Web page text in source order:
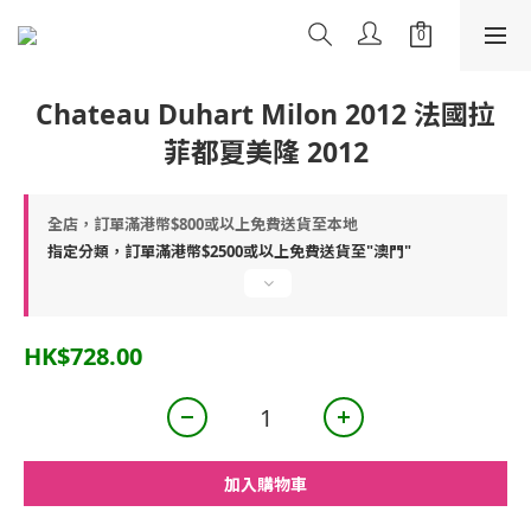
Chateau Duhart Milon 2012 法國拉
菲都夏美隆 2012
全店，訂單滿港幣$800或以上免費送貨至本地
指定分類，訂單滿港幣$2500或以上免費送貨至"澳門"
HK$728.00
加入購物車